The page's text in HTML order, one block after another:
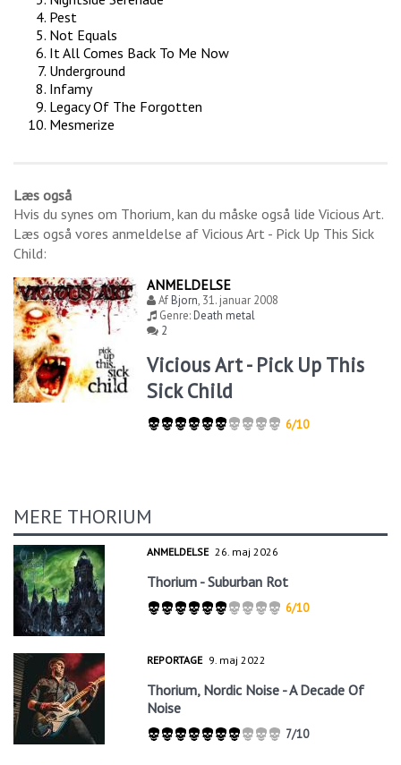
Pest
Not Equals
It All Comes Back To Me Now
Underground
Infamy
Legacy Of The Forgotten
Mesmerize
Læs også
Hvis du synes om Thorium, kan du måske også lide Vicious Art.
Læs også vores anmeldelse af Vicious Art - Pick Up This Sick
Child:
ANMELDELSE
AfBjorn, 31. januar 2008
Genre:Death metal
2
Vicious Art - Pick Up This
Sick Child
6/10
MERE THORIUM
ANMELDELSE 26. maj 2026
Thorium - Suburban Rot
6/10
REPORTAGE 9. maj 2022
Thorium, Nordic Noise - A Decade Of
Noise
7/10